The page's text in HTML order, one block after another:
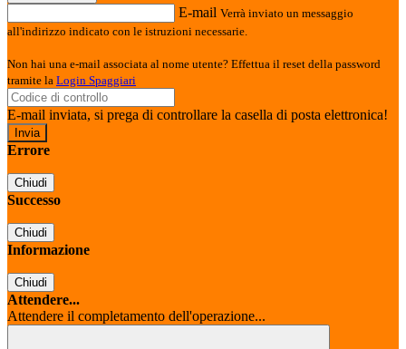
E-mail Verrà inviato un messaggio
all'indirizzo indicato con le istruzioni necessarie.
Non hai una e-mail associata al nome utente? Effettua il reset della password
tramite la Login Spaggiari
E-mail inviata, si prega di controllare la casella di posta elettronica!
Errore
Chiudi
Successo
Chiudi
Informazione
Chiudi
Attendere...
Attendere il completamento dell'operazione...